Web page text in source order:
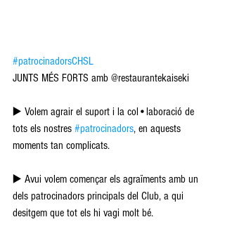
#patrocinadorsCHSL
JUNTS MÉS FORTS amb @restaurantekaiseki
▶️ Volem agrair el suport i la col•laboració de
tots els nostres #patrocinadors, en aquests
moments tan complicats.
▶️ Avui volem començar els agraïments amb un
dels patrocinadors principals del Club, a qui
desitgem que tot els hi vagi molt bé.